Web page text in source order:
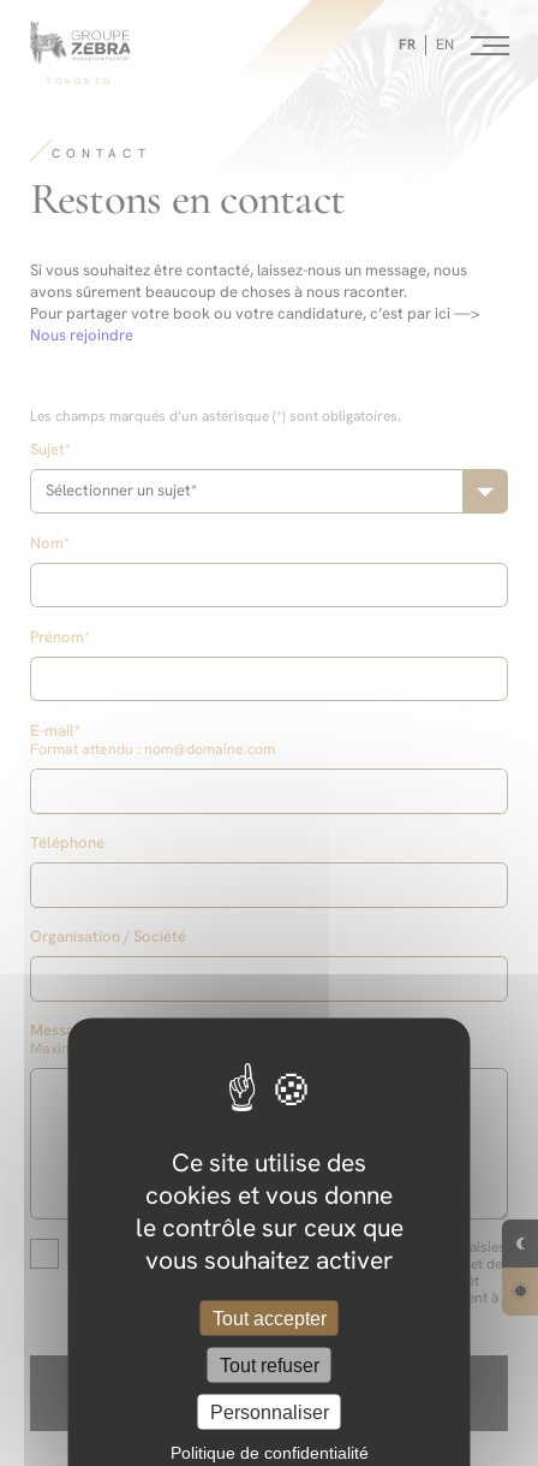
Ce site utilise des
cookies et vous donne
le contrôle sur ceux que
vous souhaitez activer
Tout accepter
Tout refuser
Personnaliser
Politique de confidentialité
Conseil
stratégique,
de
l’innovation
Design
TORONTO
FR EN
Contact
CONTACT
-
Restons en contact
Si vous souhaitez être contacté, laissez-nous un message, nous
avons sûrement beaucoup de choses à nous raconter.
Pour partager votre book ou votre candidature, c’est par ici —>
Nous rejoindre
Les champs marqués d’un astérisque (*) sont obligatoires.
Sujet*
Nom*
Prénom*
E-mail*
Format attendu : nom@domaine.com
Téléphone
Organisation / Société
Message
Maximum 1000 caractères
En soumettant ce formulaire, j’accepte que les informations saisies
soient exploitées dans le cadre d’une demande d‘information et de
la relation commerciale qui peut en découler. Pour connaître et
exercer vos droits, notamment de retrait de votre consentement à
l’utilisation des données collectées par ce formulaire, veuillez
politique de confidentialité
Vous devez autoriser reCAPTCHA si vous souhaitez utiliser ce
formulaire.
Autoriser